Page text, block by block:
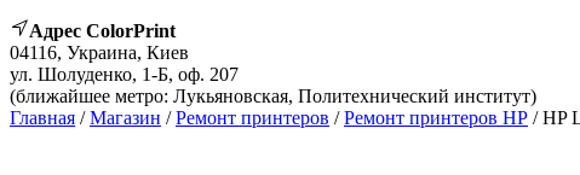
Адрес ColorPrint
04116, Украина, Киев
ул. Шолуденко, 1-Б, оф. 207
(ближайшее метро: Лукьяновская, Политехнический институт)
Главная /Магазин /Ремонт принтеров /Ремонт принтеров HP / HP